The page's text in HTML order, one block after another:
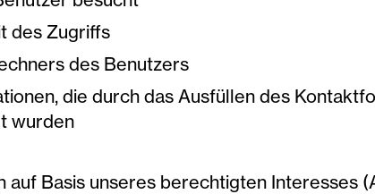
des Zugriffs
des Benutzers
die durch das Ausfüllen des
wurden
auf Basis unseres berechtigten Interesses